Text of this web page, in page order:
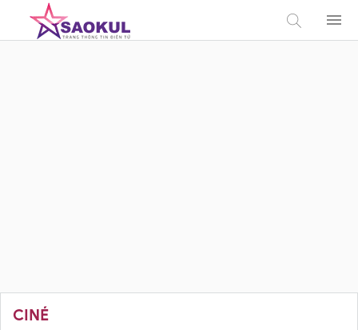
CINÉ